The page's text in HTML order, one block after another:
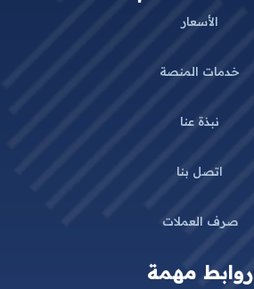
الأسعار
خدمات المنصة
نبذة عنا
اتصل بنا
صرف العملات
روابط مهمة